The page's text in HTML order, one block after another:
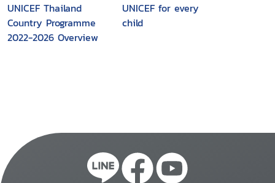
in Thailand.
UNICEF Thailand
Country Programme
2022-2026 Overview
UNICEF for every
child